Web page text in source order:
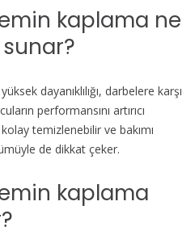
kaplama ne
dayanıklılığı, darbelere karşı
performansını artırıcı
temizlenebilir ve bakımı
de dikkat çeker.
kaplama